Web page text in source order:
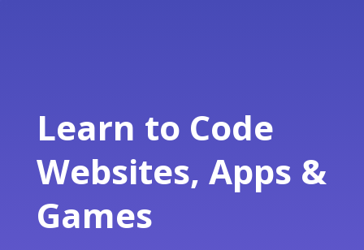
Learn to Code
Websites, Apps &
Games